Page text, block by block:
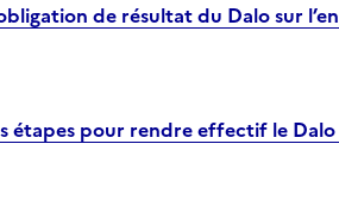
de résultat du Dalo sur
étapes pour rendre effectif le